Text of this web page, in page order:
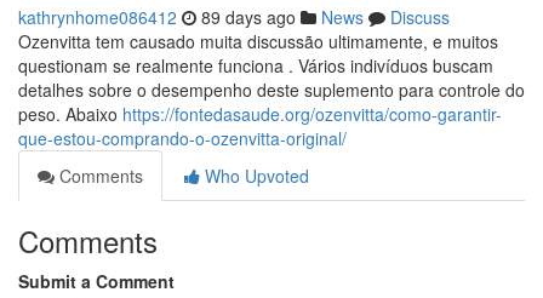
kathrynhome086412 89 days ago News
Discuss
Ozenvitta tem causado muita discussão ultimamente, e muitos
questionam se realmente funciona . Vários indivíduos buscam
detalhes sobre o desempenho deste suplemento para controle do
peso. Abaixo https://fontedasaude.org/ozenvitta/como-garantir-
que-estou-comprando-o-ozenvitta-original/
Comments
Who Upvoted
Comments
Submit a Comment